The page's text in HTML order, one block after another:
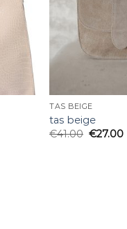
TAS BEIGE
tas beige
€41.00 €27.00